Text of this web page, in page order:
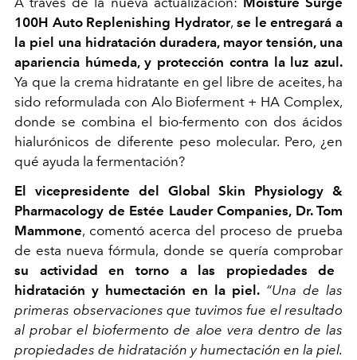
100H Auto Replenishing Hydrator, se le entregará a
la piel una hidratación duradera, mayor tensión, una
apariencia húmeda, y protección contra la luz azul.
Ya que la crema hidratante en gel libre de aceites, ha
sido reformulada con Alo Bioferment + HA Complex,
donde se combina el bio-fermento con dos ácidos
hialurónicos de diferente peso molecular. Pero, ¿en
qué ayuda la fermentación?
El vicepresidente del Global Skin Physiology &
Pharmacology de Estée Lauder Companies, Dr. Tom
Mammone, comentó acerca del proceso de prueba
de esta nueva fórmula, donde se quería comprobar
su actividad en torno a las propiedades de
hidratación y humectación en la piel. “Una de las
primeras observaciones que tuvimos fue el resultado
al probar el biofermento de aloe vera dentro de las
propiedades de hidratación y humectación en la piel.